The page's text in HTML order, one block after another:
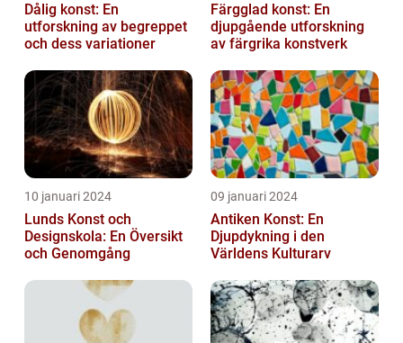
Dålig konst: En
utforskning av begreppet
och dess variationer
Färgglad konst: En
djupgående utforskning
av färgrika konstverk
10 januari 2024
Lunds Konst och
Designskola: En Översikt
och Genomgång
09 januari 2024
Antiken Konst: En
Djupdykning i den
Världens Kulturarv